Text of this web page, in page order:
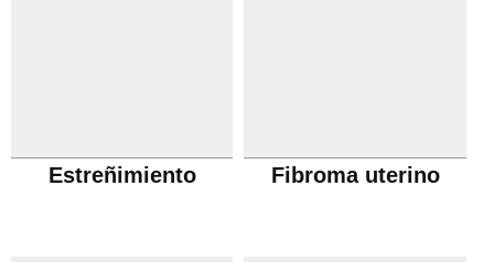
Estreñimiento Fibroma uterino